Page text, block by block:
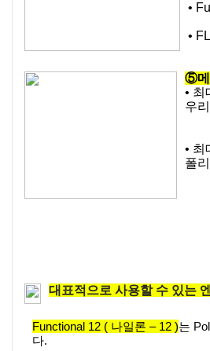
•
•
⑤메
•
우
• 최
폴
대표적으로 사용할 수 있는
Functional 12 ( 나일론 – 12 )는
다.